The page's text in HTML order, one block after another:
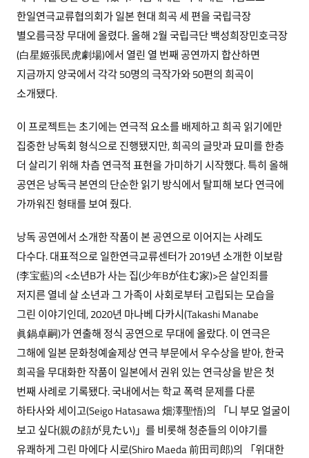
한일연극교류협의회가 일본 현대 희곡 세 편을 국립극장
별오름극장 무대에 올렸다. 올해 2월 국립극단 백성희장민호극장
(白星姬張民虎劇場)에서 열린 열 번째 공연까지 합산하면
지금까지 양국에서 각각 50명의 극작가와 50편의 희곡이
소개됐다.
이 프로젝트는 초기에는 연극적 요소를 배제하고 희곡 읽기에만
집중한 낭독회 형식으로 진행됐지만, 희곡의 글맛과 묘미를 한층
더 살리기 위해 차츰 연극적 표현을 가미하기 시작했다. 특히 올해
공연은 낭독극 본연의 단순한 읽기 방식에서 탈피해 보다 연극에
가까워진 형태를 보여 줬다.
낭독 공연에서 소개한 작품이 본 공연으로 이어지는 사례도
다수다. 대표적으로 일한연극교류센터가 2019년 소개한 이보람
(李宝藍)의 <소년B가 사는 집(少年Bが住む家)>은 살인죄를
저지른 열네 살 소년과 그 가족이 사회로부터 고립되는 모습을
그린 이야기인데, 2020년 마나베 다카시(Takashi Manabe
眞鍋卓嗣)가 연출해 정식 공연으로 무대에 올랐다. 이 연극은
그해에 일본 문화청예술제상 연극 부문에서 우수상을 받아, 한국
희곡을 무대화한 작품이 일본에서 권위 있는 연극상을 받은 첫
번째 사례로 기록됐다. 국내에서는 학교 폭력 문제를 다룬
하타사와 세이고(Seigo Hatasawa 畑澤聖悟)의 「니 부모 얼굴이
보고 싶다(親の顔が見たい)」를 비롯해 청춘들의 이야기를
유쾌하게 그린 마에다 시로(Shiro Maeda 前田司郎)의 「위대한